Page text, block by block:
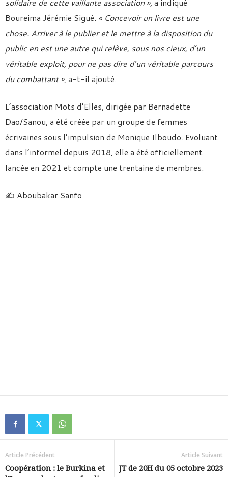
Boureima Jérémie Sigué. « Concevoir un livre est une
chose. Arriver à le publier et le mettre à la disposition du
public en est une autre qui relève, sous nos cieux, d’un
véritable exploit, pour ne pas dire d’un véritable parcours
du combattant », a-t-il ajouté.
L’association Mots d’Elles, dirigée par Bernadette
Dao/Sanou, a été créée par un groupe de femmes
écrivaines sous l’impulsion de Monique Ilboudo. Evoluant
dans l’informel depuis 2018, elle a été officiellement
lancée en 2021 et compte une trentaine de membres.
✍️ Aboubakar Sanfo
Article Précédent
Coopération : le Burkina et
Article Suivant
JT de 20H du 05 octobre 2023